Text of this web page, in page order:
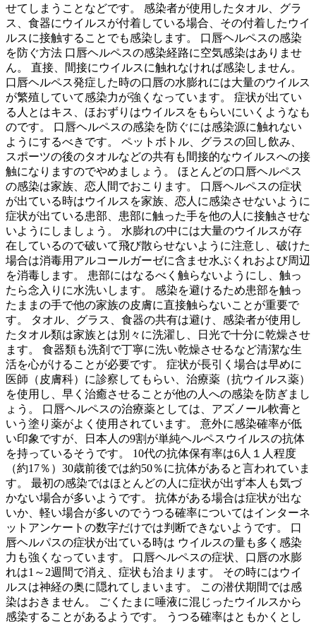
せてしまうことなどです。 感染者が使用したタオル、グラ
ス、食器にウイルスが付着している場合、その付着したウイ
ルスに接触することでも感染します。 口唇ヘルペスの感染
を防ぐ方法 口唇ヘルペスの感染経路に空気感染はありませ
ん。 直接、間接にウイルスに触れなければ感染しません。
口唇ヘルペス発症した時の口唇の水膨れには大量のウイルス
が繁殖していて感染力が強くなっています。 症状が出てい
る人とはキス、ほおずりはウイルスをもらいにいくようなも
のです。 口唇ヘルペスの感染を防ぐには感染源に触れない
ようにするべきです。 ペットボトル、グラスの回し飲み、
スポーツの後のタオルなどの共有も間接的なウイルスへの接
触になりますのでやめましょう。 ほとんどの口唇ヘルペス
の感染は家族、恋人間でおこります。 口唇ヘルペスの症状
が出ている時はウイルスを家族、恋人に感染させないように
症状が出ている患部、患部に触った手を他の人に接触させな
いようにしましょう。 水膨れの中には大量のウイルスが存
在しているので破いて飛び散らせないように注意し、破けた
場合は消毒用アルコールガーゼに含ませ水ぶくれおよび周辺
を消毒します。 患部にはなるべく触らないようにし、触っ
たら念入りに水洗いします。 感染を避けるため患部を触っ
たままの手で他の家族の皮膚に直接触らないことが重要で
す。 タオル、グラス、食器の共有は避け、感染者が使用し
たタオル類は家族とは別々に洗濯し、日光で十分に乾燥させ
ます。 食器類も洗剤で丁寧に洗い乾燥させるなど清潔な生
活を心がけることが必要です。 症状が長引く場合は早めに
医師（皮膚科）に診察してもらい、治療薬（抗ウイルス薬）
を使用し、早く治癒させることが他の人への感染を防ぎまし
ょう。 口唇ヘルペスの治療薬としては、アズノール軟膏と
いう塗り薬がよく使用されています。 意外に感染確率が低
い印象ですが、日本人の9割が単純ヘルペスウイルスの抗体
を持っているそうです。 10代の抗体保有率は6人１人程度
（約17％）30歳前後では約50％に抗体があると言われていま
す。 最初の感染ではほとんどの人に症状が出ず本人も気づ
かない場合が多いようです。 抗体がある場合は症状が出な
いか、軽い場合が多いのでうつる確率についてはインターネ
ットアンケートの数字だけでは判断できないようです。 口
唇ヘルパスの症状が出ている時は ウイルスの量も多く感染
力も強くなっています。 口唇ヘルペスの症状、口唇の水膨
れは1～2週間で消え、症状も治まります。 その時にはウイ
ルスは神経の奥に隠れてしまいます。 この潜伏期間では感
染はおきません。 ごくたまに唾液に混じったウイルスから
感染することがあるようです。 うつる確率はともかくとし